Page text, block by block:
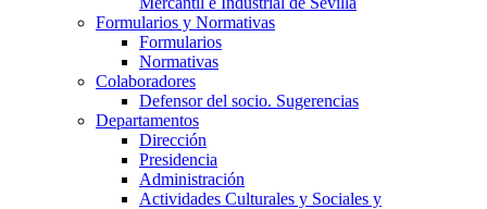
Formularios y Normativas
Formularios
Normativas
Colaboradores
Defensor del socio. Sugerencias
Departamentos
Dirección
Presidencia
Administración
Actividades Culturales y Sociales y